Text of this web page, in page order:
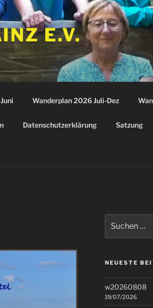
E.V.
Wanderplan 2026 Juli-Dez
Datenschutzerklärung Satzung
nach:
NEUESTE
w20260808
19/07/2026